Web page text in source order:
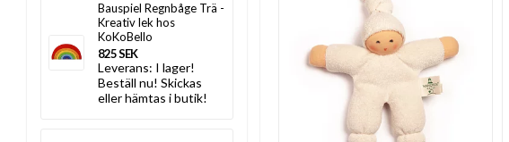
Bauspiel Regnbåge Trä -
Kreativ lek hos
KoKoBello
825 SEK
Leverans: I lager!
Beställ nu! Skickas
eller hämtas i butik!